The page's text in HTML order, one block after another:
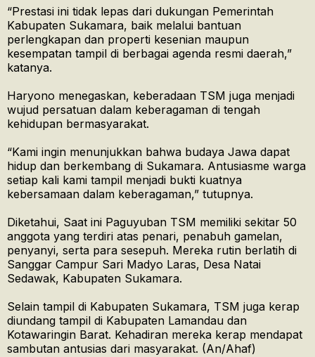
“Prestasi ini tidak lepas dari dukungan Pemerintah
Kabupaten Sukamara, baik melalui bantuan
perlengkapan dan properti kesenian maupun
kesempatan tampil di berbagai agenda resmi daerah,”
katanya.
Haryono menegaskan, keberadaan TSM juga menjadi
wujud persatuan dalam keberagaman di tengah
kehidupan bermasyarakat.
“Kami ingin menunjukkan bahwa budaya Jawa dapat
hidup dan berkembang di Sukamara. Antusiasme warga
setiap kali kami tampil menjadi bukti kuatnya
kebersamaan dalam keberagaman,” tutupnya.
Diketahui, Saat ini Paguyuban TSM memiliki sekitar 50
anggota yang terdiri atas penari, penabuh gamelan,
penyanyi, serta para sesepuh. Mereka rutin berlatih di
Sanggar Campur Sari Madyo Laras, Desa Natai
Sedawak, Kabupaten Sukamara.
Selain tampil di Kabupaten Sukamara, TSM juga kerap
diundang tampil di Kabupaten Lamandau dan
Kotawaringin Barat. Kehadiran mereka kerap mendapat
sambutan antusias dari masyarakat. (An/Ahaf)